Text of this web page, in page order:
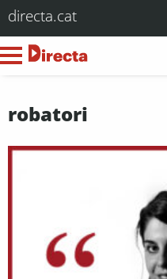
directa.cat
robatori